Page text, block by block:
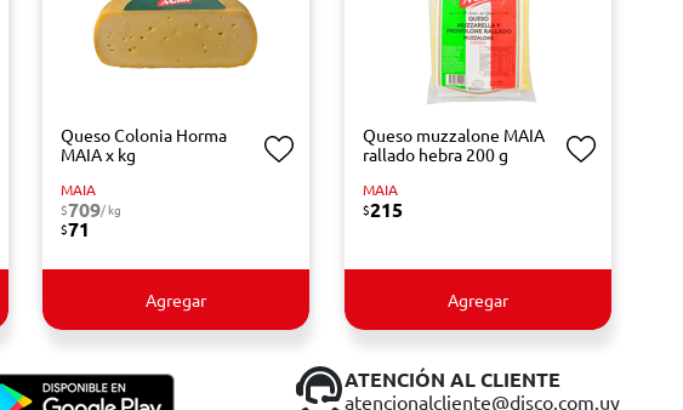
Queso Colonia Horma
MAIA x kg
MAIA
$709/ kg
$71
Agregar
Queso muzzalone MAIA
rallado hebra 200 g
MAIA
$215
Agregar
ATENCIÓN AL CLIENTE
atencionalcliente@disco.com.uy